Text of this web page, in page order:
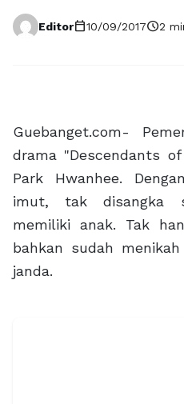
Editorcalendar_today10/09/2017schedule2
Guebanget.com-
drama "Descendants
Park Hwanhee.
imut, tak disangka
memiliki anak. Tak
bahkan sudah
janda.